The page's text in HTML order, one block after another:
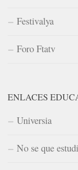
Festivalya
Foro Ftatv
ENLACES
Universia
No se que